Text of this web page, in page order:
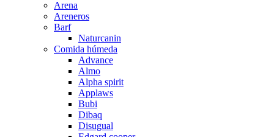
Arena
Areneros
Barf
Naturcanin
Comida húmeda
Advance
Almo
Alpha spirit
Applaws
Bubi
Dibaq
Disugual